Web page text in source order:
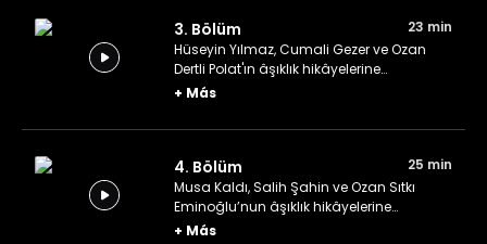
3. Bölüm
23 min
Hüseyin Yılmaz, Cumali Gezer ve Ozan
Dertli Polat'ın âşıklık hikâyelerine
uzanıyoruz.
+ Más
4. Bölüm
25 min
Musa Kaldı, Salih Şahin ve Ozan Sıtkı
Eminoğlu’nun âşıklık hikâyelerine
uzanıyoruz.
+ Más